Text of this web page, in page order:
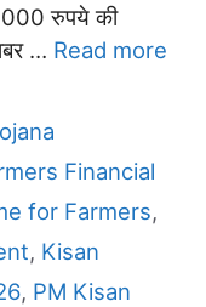
रुपये की
… Read more
Financial
for Farmers,
, Kisan
, PM Kisan